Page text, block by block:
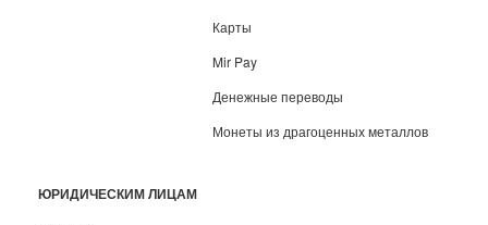
Карты
Mir Pay
Денежные переводы
Монеты из драгоценных металлов
ЮРИДИЧЕСКИМ ЛИЦАМ